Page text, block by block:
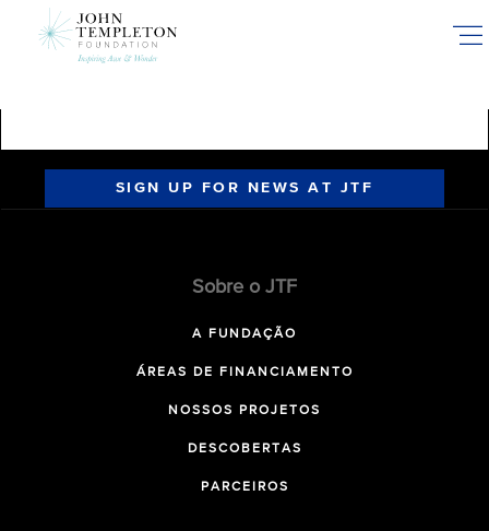
SIGN UP FOR NEWS AT JTF
Sobre o JTF
A FUNDAÇÃO
ÁREAS DE FINANCIAMENTO
NOSSOS PROJETOS
DESCOBERTAS
PARCEIROS